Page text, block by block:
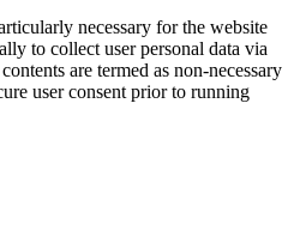
necessary for the website
to collect user personal data via
are termed as non-necessary
user consent prior to running